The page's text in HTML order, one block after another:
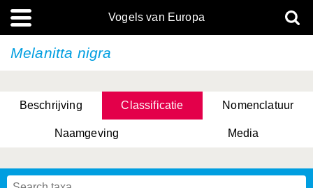
Vogels van Europa
Melanitta nigra
Beschrijving Classificatie Nomenclatuur
Naamgeving Media